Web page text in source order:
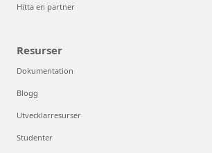
Hitta en partner
Resurser
Dokumentation
Blogg
Utvecklarresurser
Studenter